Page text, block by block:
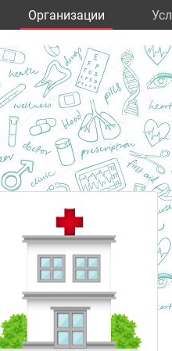
Организации